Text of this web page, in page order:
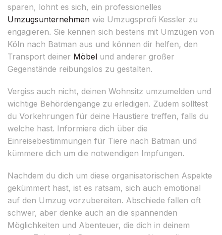
sparen, lohnt es sich, ein professionelles
Umzugsunternehmen wie Umzugsprofi Kessler zu
engagieren. Sie kennen sich bestens mit Umzügen von
Köln nach Batman aus und können dir helfen, den
Transport deiner Möbel und anderer großer
Gegenstände reibungslos zu gestalten.
Vergiss auch nicht, deinen Wohnsitz umzumelden und
wichtige Behördengänge zu erledigen. Zudem solltest
du Vorkehrungen für deine Haustiere treffen, falls du
welche hast. Informiere dich über die
Einreisebestimmungen für Tiere nach Batman und
kümmere dich um die notwendigen Impfungen.
Nachdem du dich um diese organisatorischen Aspekte
gekümmert hast, ist es ratsam, sich auch emotional
auf den Umzug vorzubereiten. Abschiede fallen oft
schwer, aber denke auch an die spannenden
Möglichkeiten und Abenteuer, die dich in deinem